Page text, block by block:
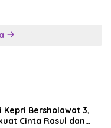
Kepri Bersholawat 3,
Cinta Rasul dan